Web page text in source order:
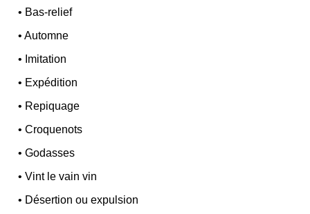
• Bas-relief
•Automne
• Imitation
• Expédition
• Repiquage
•Croquenots
•Godasses
•Vint le vain vin
• Désertion ou expulsion